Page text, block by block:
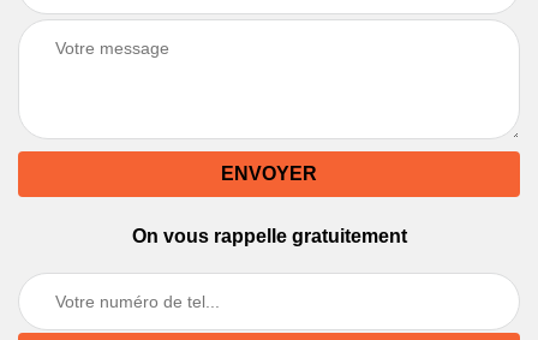
On vous rappelle gratuitement